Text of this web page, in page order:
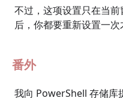
不过，这项设置只在当
后，你都要重新设置一次
番外
我向 PowerShell 存储库